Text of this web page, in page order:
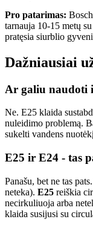
Pro patarimas:
tarnauja 10-15 metų
pratęsia siurblio
Dažniausiai
Ar galiu naudoti
Ne. E25 klaida
nuleidimo problemą.
sukelti vandens
E25 ir E24 - tas
Panašu, bet ne tas pats.
neteka). E25 reiškia
necirkuliuoja arba
klaida susijusi su